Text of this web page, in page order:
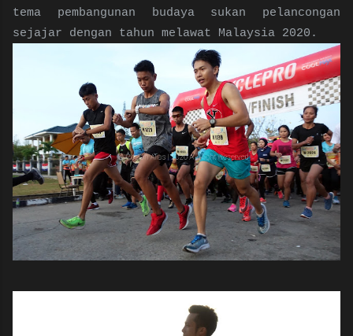
tema pembangunan budaya sukan pelancongan
sejajar dengan tahun melawat Malaysia 2020.